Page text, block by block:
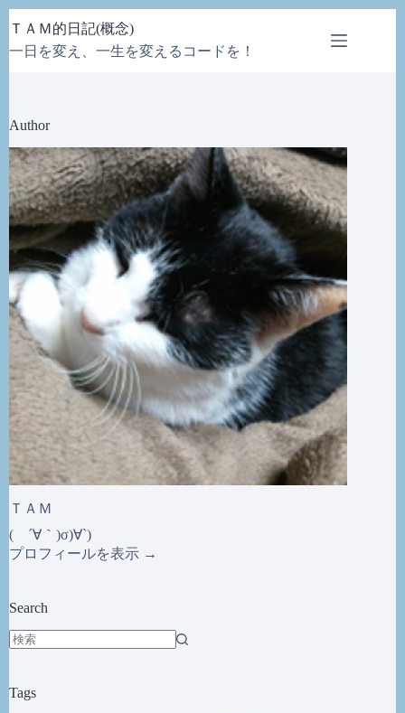
ン
テ
ス
キ
ッ
プ
ＴＡＭ的日記(概念)
一日を変え、一生を変えるコードを！
Author
ＴＡＭ
( ´∀｀)σ)∀`)
プロフィールを表示 →
Search
な
Tags